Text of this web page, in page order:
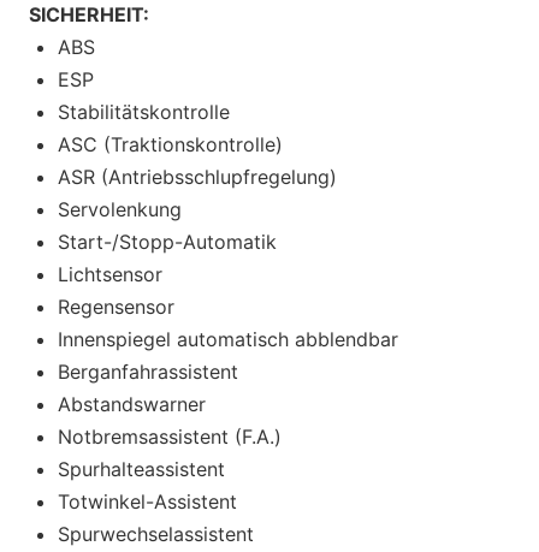
SICHERHEIT:
ABS
ESP
Stabilitätskontrolle
ASC (Traktionskontrolle)
ASR (Antriebsschlupfregelung)
Servolenkung
Start-/Stopp-Automatik
Lichtsensor
Regensensor
Innenspiegel automatisch abblendbar
Berganfahrassistent
Abstandswarner
Notbremsassistent (F.A.)
Spurhalteassistent
Totwinkel-Assistent
Spurwechselassistent